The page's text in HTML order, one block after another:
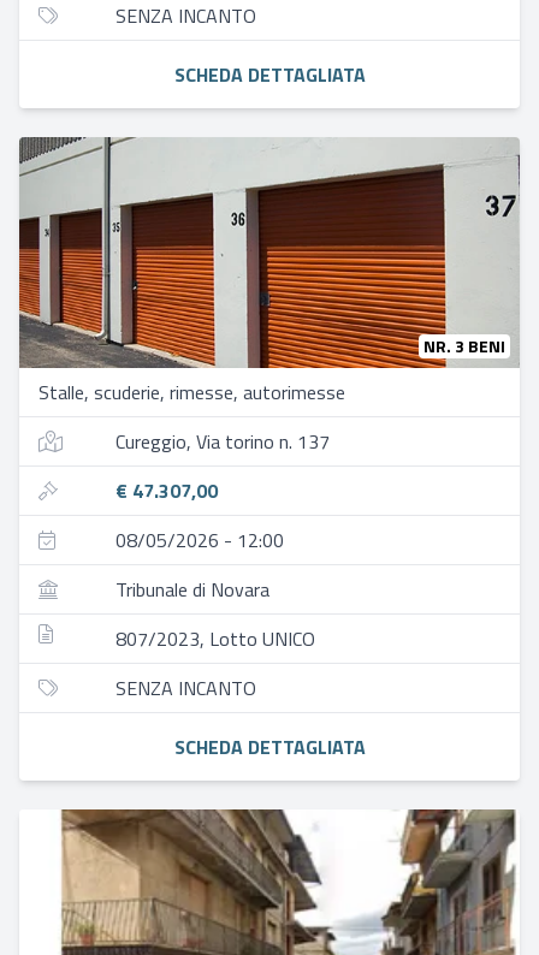
SENZA INCANTO
SCHEDA DETTAGLIATA
NR. 3 BENI
Stalle, scuderie, rimesse, autorimesse
Cureggio, Via torino n. 137
€ 47.307,00
08/05/2026 - 12:00
Tribunale di Novara
807/2023, Lotto UNICO
SENZA INCANTO
SCHEDA DETTAGLIATA